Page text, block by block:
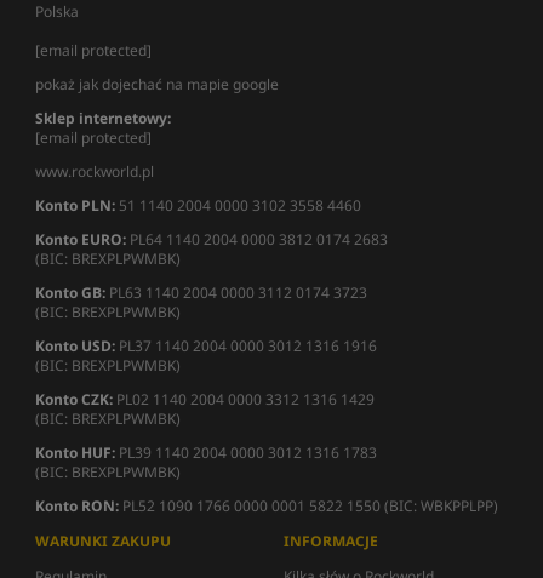
Polska
[email protected]
pokaż jak dojechać na mapie google
Sklep internetowy:
[email protected]
www.rockworld.pl
Konto PLN: 51 1140 2004 0000 3102 3558 4460
Konto EURO: PL64 1140 2004 0000 3812 0174 2683
(BIC: BREXPLPWMBK)
Konto GB: PL63 1140 2004 0000 3112 0174 3723
(BIC: BREXPLPWMBK)
Konto USD: PL37 1140 2004 0000 3012 1316 1916
(BIC: BREXPLPWMBK)
Konto CZK: PL02 1140 2004 0000 3312 1316 1429
(BIC: BREXPLPWMBK)
Konto HUF: PL39 1140 2004 0000 3012 1316 1783
(BIC: BREXPLPWMBK)
Konto RON: PL52 1090 1766 0000 0001 5822 1550 (BIC: WBKPPLPP)
WARUNKI ZAKUPU
INFORMACJE